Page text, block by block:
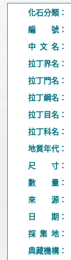
化石分類：
編 號：
中 文 名：
拉丁界名：
拉丁門名：
拉丁綱名：
拉丁目名：
拉丁科名：
地質年代：
尺 寸：
數 量：
來 源：
日 期：
採 集 地：
典藏機構：